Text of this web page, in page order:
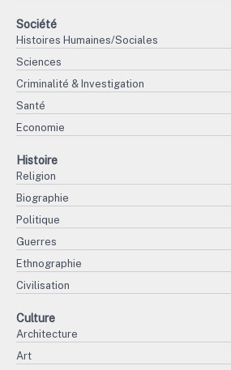
Société
Histoires Humaines/Sociales
Sciences
Criminalité & Investigation
Santé
Economie
Histoire
Religion
Biographie
Politique
Guerres
Ethnographie
Civilisation
Culture
Architecture
Art